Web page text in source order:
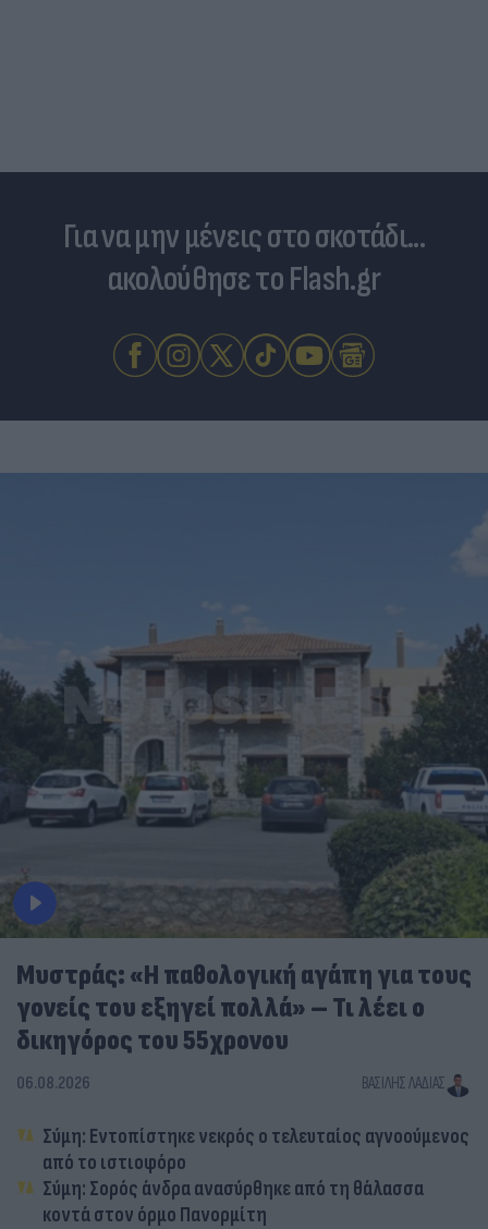
Για να μην μένεις στο σκοτάδι...
ακολούθησε το Flash.gr
Μυστράς: «Η παθολογική αγάπη για τους
γονείς του εξηγεί πολλά» – Τι λέει ο
δικηγόρος του 55χρονου
06.08.2026 ΒΑΣΊΛΗΣ ΛΑΔΙΆΣ
Σύμη: Εντοπίστηκε νεκρός ο τελευταίος αγνοούμενος
από το ιστιοφόρο
Σύμη: Σορός άνδρα ανασύρθηκε από τη θάλασσα
κοντά στον όρμο Πανορμίτη